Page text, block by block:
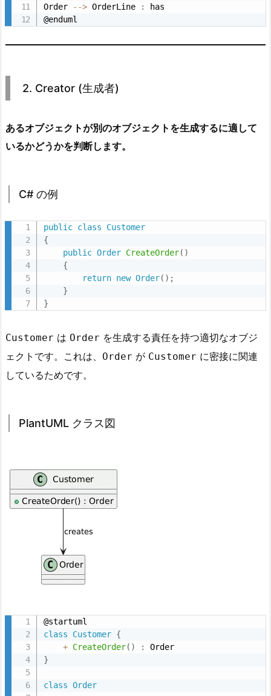
e
者)
2.
#
例
2.
P
a
t
U
M
ラ
3.
C
l
(コ
ン
Order --> OrderLine :
has
@enduml
2. Creator (生成者)
あるオブジェクトが別のオブジェクトを生成するに適して
いるかどうかを判断します。
C# の例
public class
Customer
{
public Order CreateOrder( )
{
return new Order( ) ;
}
}
Customer は Order を生成する責任を持つ適切なオブジ
ェクトです。これは、 Order が Customer に密接に関連
しているためです。
PlantUML クラス図
class
Customer {
+ CreateOrder( ) :
}
class Order